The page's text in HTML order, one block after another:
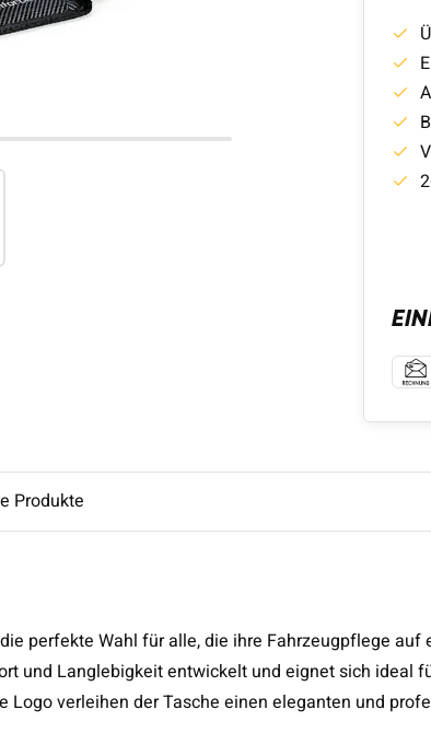
Produkte
perfekte Wahl für alle, die ihre Fahrzeugpflege auf
und Langlebigkeit entwickelt und eignet sich ideal
verleihen der Tasche einen eleganten und